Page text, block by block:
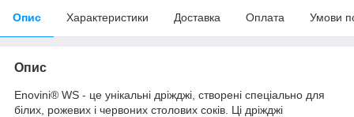
Опис Характеристики Доставка Оплата Умови
Опис
Enovini® WS - це унікальні дріжджі, створені спеціально для
білих, рожевих і червоних столових соків. Ці дріжджі